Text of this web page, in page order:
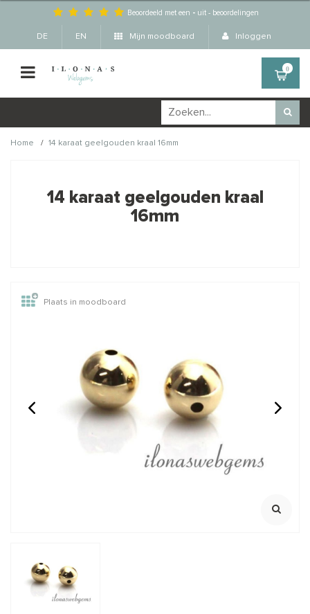
Beoordeeld met een - uit -beoordelingen
DE EN Mijn moodboard Inloggen
0
Home / 14 karaat geelgouden kraal 16mm
producten ook interessant
1 paar 14 karaat
gouden poussettes ca.
Opening tot maximaal
0.80mm oorhaakje
14 karaat gouden
nietstift met bolletje
ca. 38x0.38mm
26.5Ga
Bolletje ca. 1.15mm
€15,95 Incl. btw
14 karaat geelgouden kraal
16mm
Plaats in moodboard